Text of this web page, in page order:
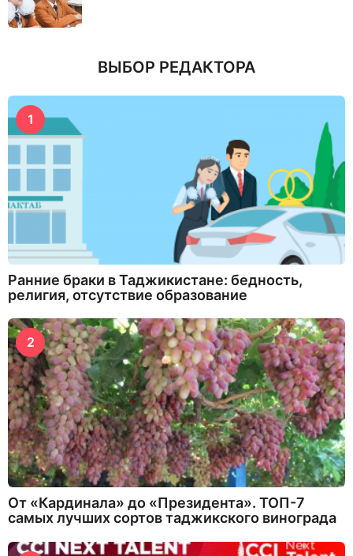
ВЫБОР РЕДАКТОРА
1
Ранние браки в Таджикистане: бедность,
религия, отсутствие образование
2
От «Кардинала» до «Президента». ТОП-7
самых лучших сортов таджикского винограда